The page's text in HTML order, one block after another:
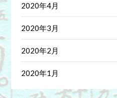
2020年4月
2020年3月
2020年2月
2020年1月